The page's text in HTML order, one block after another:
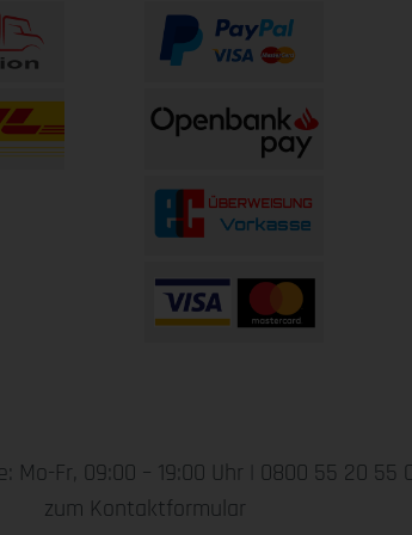
Mo-Fr, 09:00 – 19:00 Uhr | 0800 55 20 55
zum Kontaktformular